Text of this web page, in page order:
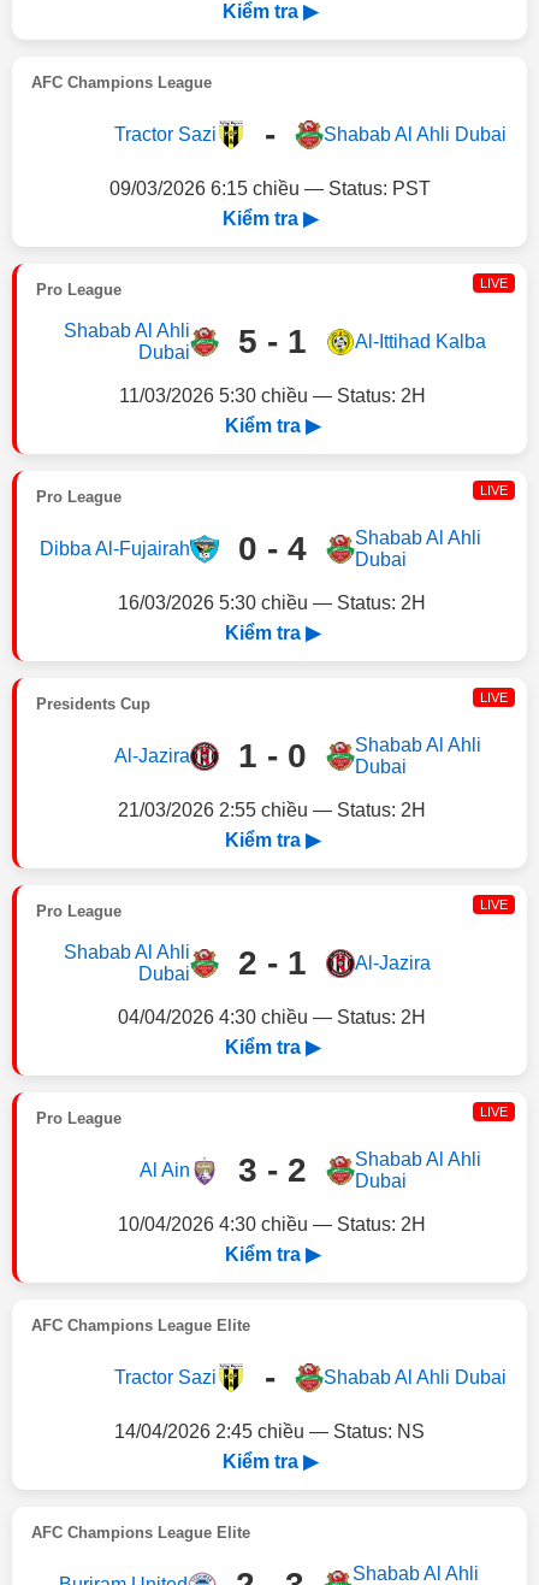
Kiểm tra ▶
AFC Champions League
Tractor Sazi - Shabab Al Ahli Dubai
09/03/2026 6:15 chiều — Status: PST
Kiểm tra ▶
Pro League LIVE
Shabab Al Ahli
Dubai
5 - 1 Al-Ittihad Kalba
11/03/2026 5:30 chiều — Status: 2H
Kiểm tra ▶
Pro League LIVE
Dibba Al-Fujairah 0 - 4
Shabab Al Ahli
Dubai
16/03/2026 5:30 chiều — Status: 2H
Kiểm tra ▶
Presidents Cup LIVE
Al-Jazira 1 - 0
Shabab Al Ahli
Dubai
21/03/2026 2:55 chiều — Status: 2H
Kiểm tra ▶
Pro League LIVE
Shabab Al Ahli
Dubai
2 - 1 Al-Jazira
04/04/2026 4:30 chiều — Status: 2H
Kiểm tra ▶
Pro League LIVE
Al Ain 3 - 2
Shabab Al Ahli
Dubai
10/04/2026 4:30 chiều — Status: 2H
Kiểm tra ▶
AFC Champions League Elite
Tractor Sazi - Shabab Al Ahli Dubai
14/04/2026 2:45 chiều — Status: NS
Kiểm tra ▶
AFC Champions League Elite
Shabab Al Ahli